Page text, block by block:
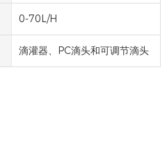
0-70L/H
滴灌器、PC滴头和可调节滴头